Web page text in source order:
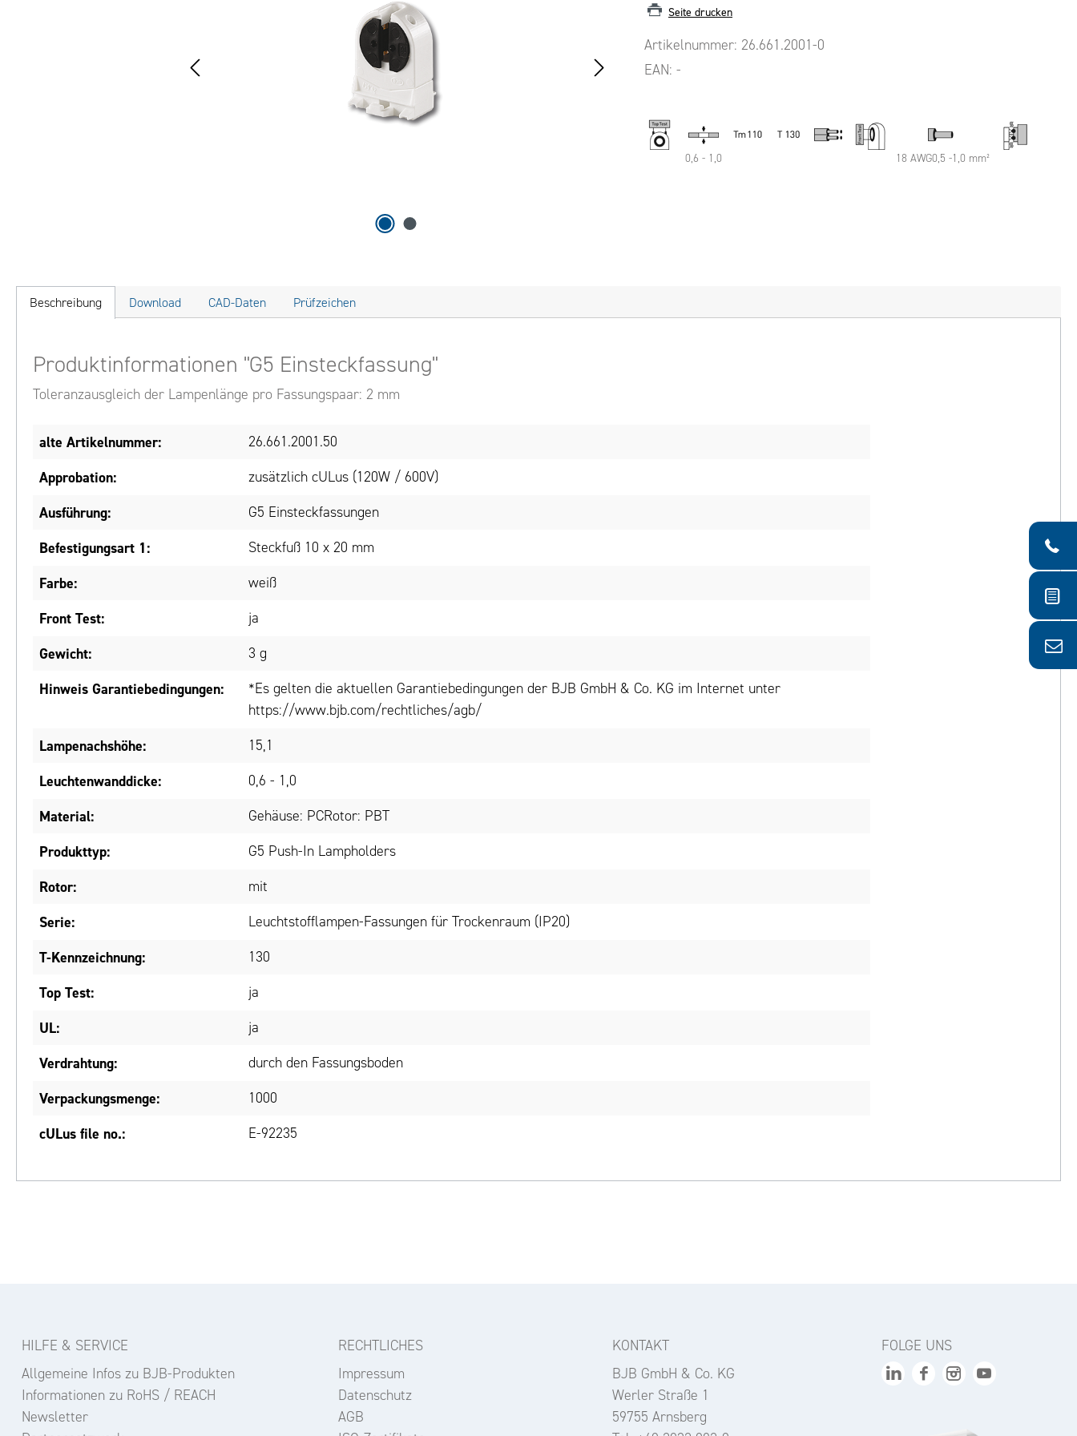
Seite drucken
Artikelnummer: 26.661.2001-0
EAN: -
0,6 - 1,0 18 AWG0,5 -1,0 mm²
Beschreibung Download CAD-Daten Prüfzeichen
Produktinformationen "G5 Einsteckfassung"
Toleranzausgleich der Lampenlänge pro Fassungspaar: 2 mm
alte Artikelnummer: 26.661.2001.50
Approbation: zusätzlich cULus (120W / 600V)
Ausführung: G5 Einsteckfassungen
Befestigungsart 1: Steckfuß 10 x 20 mm
Farbe: weiß
Front Test: ja
Gewicht: 3 g
Hinweis Garantiebedingungen:
*Es gelten die aktuellen Garantiebedingungen der BJB GmbH & Co. KG im Internet unter
https://www.bjb.com/rechtliches/agb/
Lampenachshöhe: 15,1
Leuchtenwanddicke: 0,6 - 1,0
Material: Gehäuse: PCRotor: PBT
Produkttyp: G5 Push-In Lampholders
Rotor: mit
Serie: Leuchtstofflampen-Fassungen für Trockenraum (IP20)
T-Kennzeichnung: 130
Top Test: ja
UL: ja
Verdrahtung: durch den Fassungsboden
Verpackungsmenge: 1000
cULus file no.: E-92235
HILFE & SERVICE
Allgemeine Infos zu BJB-Produkten
Informationen zu RoHS / REACH
Newsletter
RECHTLICHES
Impressum
Datenschutz
AGB
KONTAKT
BJB GmbH & Co. KG
Werler Straße 1
59755 Arnsberg
FOLGE UNS